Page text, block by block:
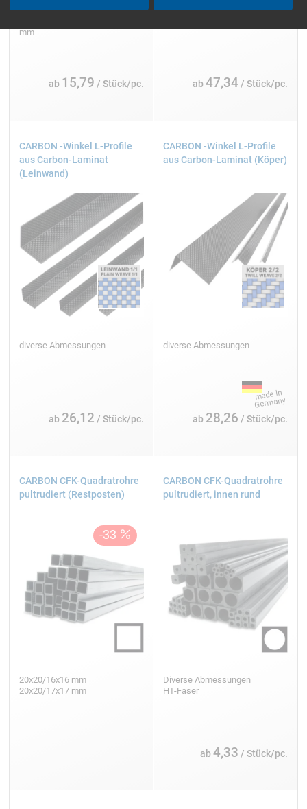
matt lackiert
mm
ab 15,79 / Stück/pc.
(Ø 26/24 + 24/22) × 850 mm
ab47,34/ Stück/pc.
CARBON -Winkel L-Profile
aus Carbon-Laminat
(Leinwand)
diverse Abmessungen
ab 26,12 / Stück/pc.
CARBON -Winkel L-Profile
aus Carbon-Laminat (Köper)
diverse Abmessungen
ab 28,26 / Stück/pc.
CARBON CFK-Quadratrohre
pultrudiert (Restposten)
20x20/16x16 mm
20x20/17x17 mm
CARBON CFK-Quadratrohre
pultrudiert, innen rund
Diverse Abmessungen
HT-Faser
ab4,33 / Stück/pc.